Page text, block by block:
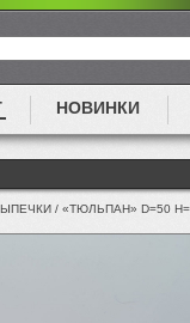
НОВИНКИ
/ «ТЮЛЬПАН» D=50